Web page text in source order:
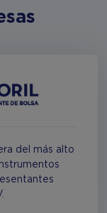
del más alto